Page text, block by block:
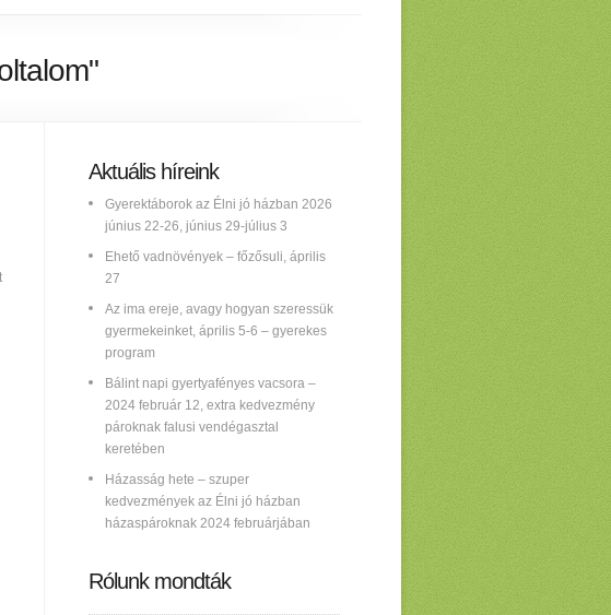
Aktuális híreink
Gyerektáborok az Élni jó házban 2026
június 22-26, június 29-július 3
Ehető vadnövények – főzősuli, április
27
Az ima ereje, avagy hogyan szeressük
gyermekeinket, április 5-6 – gyerekes
program
Bálint napi gyertyafényes vacsora –
2024 február 12, extra kedvezmény
pároknak falusi vendégasztal
keretében
Házasság hete – szuper
kedvezmények az Élni jó házban
házaspároknak 2024 februárjában
Rólunk mondták